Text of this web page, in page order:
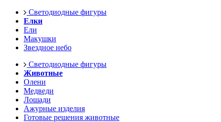
Светодиодные фигуры
Елки
Ели
Макушки
Звездное небо
Светодиодные фигуры
Животные
Олени
Медведи
Лошади
Ажурные изделия
Готовые решения животные